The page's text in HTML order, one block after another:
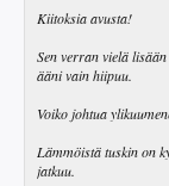
Kiitoksia avusta!
Sen verran vielä
ääni vain hiipuu.
Voiko johtua
Lämmöistä tuskin on
jatkuu.